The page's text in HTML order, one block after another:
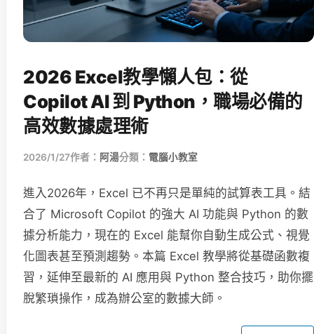
2026 Excel教學懶人包：從
Copilot AI 到 Python，職場必備的
高效數據處理術
2026/1/27作者： 阿湯分類： 電腦小教室
進入2026年，Excel 已不再只是單純的試算表工具。結
合了 Microsoft Copilot 的強大 AI 功能與 Python 的數
據分析能力，現在的 Excel 能幫你自動生成公式、視覺
化圖表甚至預測趨勢。本篇 Excel 教學將從基礎函數複
習，延伸至最新的 AI 應用與 Python 整合技巧，助你擺
脫繁瑣操作，成為辦公室的數據大師。